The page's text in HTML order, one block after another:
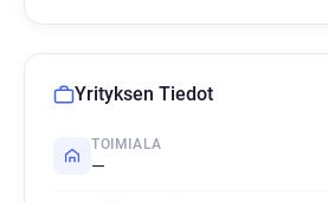
Yrityksen Tiedot
TOIMIALA
—